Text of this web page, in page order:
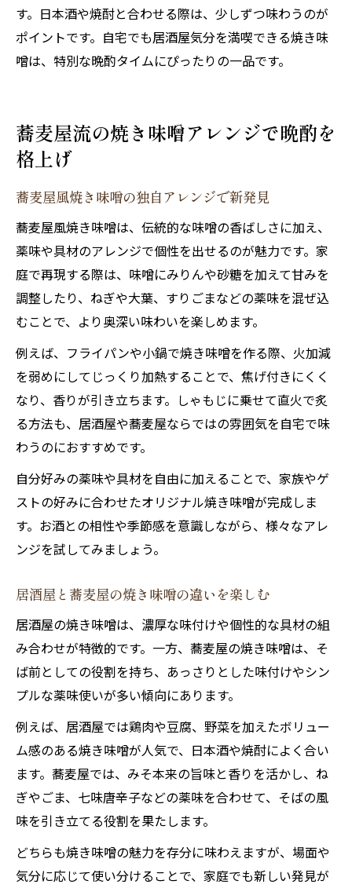
す。日本酒や焼酎と合わせる際は、少しずつ味わうのが
ポイントです。自宅でも居酒屋気分を満喫できる焼き味
噌は、特別な晩酌タイムにぴったりの一品です。
蕎麦屋流の焼き味噌アレンジで晩酌を
格上げ
蕎麦屋風焼き味噌の独自アレンジで新発見
蕎麦屋風焼き味噌は、伝統的な味噌の香ばしさに加え、
薬味や具材のアレンジで個性を出せるのが魅力です。家
庭で再現する際は、味噌にみりんや砂糖を加えて甘みを
調整したり、ねぎや大葉、すりごまなどの薬味を混ぜ込
むことで、より奥深い味わいを楽しめます。
例えば、フライパンや小鍋で焼き味噌を作る際、火加減
を弱めにしてじっくり加熱することで、焦げ付きにくく
なり、香りが引き立ちます。しゃもじに乗せて直火で炙
る方法も、居酒屋や蕎麦屋ならではの雰囲気を自宅で味
わうのにおすすめです。
自分好みの薬味や具材を自由に加えることで、家族やゲ
ストの好みに合わせたオリジナル焼き味噌が完成しま
す。お酒との相性や季節感を意識しながら、様々なアレ
ンジを試してみましょう。
居酒屋と蕎麦屋の焼き味噌の違いを楽しむ
居酒屋の焼き味噌は、濃厚な味付けや個性的な具材の組
み合わせが特徴的です。一方、蕎麦屋の焼き味噌は、そ
ば前としての役割を持ち、あっさりとした味付けやシン
プルな薬味使いが多い傾向にあります。
例えば、居酒屋では鶏肉や豆腐、野菜を加えたボリュー
ム感のある焼き味噌が人気で、日本酒や焼酎によく合い
ます。蕎麦屋では、みそ本来の旨味と香りを活かし、ね
ぎやごま、七味唐辛子などの薬味を合わせて、そばの風
味を引き立てる役割を果たします。
どちらも焼き味噌の魅力を存分に味わえますが、場面や
気分に応じて使い分けることで、家庭でも新しい発見が